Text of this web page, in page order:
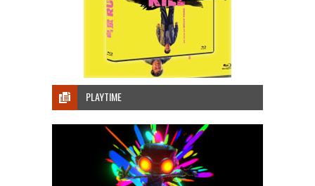
PLAYTIME